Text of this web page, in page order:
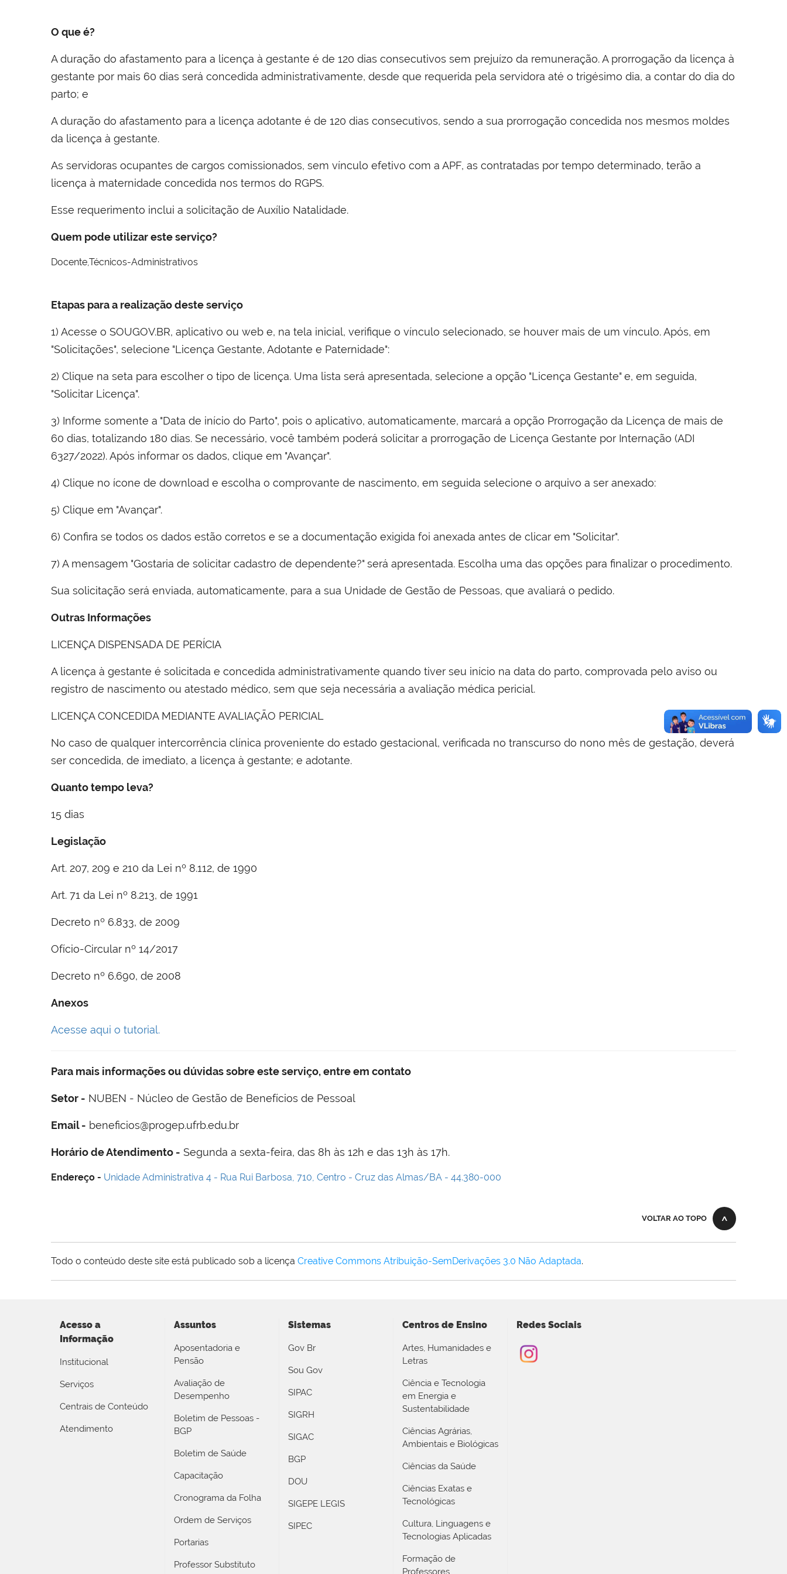
O que é?
A duração do afastamento para a licença à gestante é de 120 dias consecutivos sem prejuízo da remuneração. A prorrogação da licença à
gestante por mais 60 dias será concedida administrativamente, desde que requerida pela servidora até o trigésimo dia, a contar do dia do
parto; e
A duração do afastamento para a licença adotante é de 120 dias consecutivos, sendo a sua prorrogação concedida nos mesmos moldes
da licença à gestante.
As servidoras ocupantes de cargos comissionados, sem vínculo efetivo com a APF, as contratadas por tempo determinado, terão a
licença à maternidade concedida nos termos do RGPS.
Esse requerimento inclui a solicitação de Auxílio Natalidade.
Quem pode utilizar este serviço?
Docente,Técnicos-Administrativos
Etapas para a realização deste serviço
1) Acesse o SOUGOV.BR, aplicativo ou web e, na tela inicial, verifique o vínculo selecionado, se houver mais de um vínculo. Após, em
"Solicitações", selecione "Licença Gestante, Adotante e Paternidade":
2) Clique na seta para escolher o tipo de licença. Uma lista será apresentada, selecione a opção "Licença Gestante" e, em seguida,
"Solicitar Licença".
3) Informe somente a "Data de início do Parto", pois o aplicativo, automaticamente, marcará a opção Prorrogação da Licença de mais de
60 dias, totalizando 180 dias. Se necessário, você também poderá solicitar a prorrogação de Licença Gestante por Internação (ADI
6327/2022). Após informar os dados, clique em "Avançar".
4) Clique no ícone de download e escolha o comprovante de nascimento, em seguida selecione o arquivo a ser anexado:
5) Clique em "Avançar".
6) Confira se todos os dados estão corretos e se a documentação exigida foi anexada antes de clicar em "Solicitar".
7) A mensagem "Gostaria de solicitar cadastro de dependente?" será apresentada. Escolha uma das opções para finalizar o procedimento.
Sua solicitação será enviada, automaticamente, para a sua Unidade de Gestão de Pessoas, que avaliará o pedido.
Outras Informações
LICENÇA DISPENSADA DE PERÍCIA
A licença à gestante é solicitada e concedida administrativamente quando tiver seu início na data do parto, comprovada pelo aviso ou
registro de nascimento ou atestado médico, sem que seja necessária a avaliação médica pericial.
LICENÇA CONCEDIDA MEDIANTE AVALIAÇÃO PERICIAL
No caso de qualquer intercorrência clínica proveniente do estado gestacional, verificada no transcurso do nono mês de gestação, deverá
ser concedida, de imediato, a licença à gestante; e adotante.
Quanto tempo leva?
15 dias
Legislação
Art. 207, 209 e 210 da Lei nº 8.112, de 1990
Art. 71 da Lei nº 8.213, de 1991
Decreto nº 6.833, de 2009
Ofício-Circular nº 14/2017
Decreto nº 6.690, de 2008
Anexos
Acesse aqui o tutorial.
Para mais informações ou dúvidas sobre este serviço, entre em contato
Setor - NUBEN - Núcleo de Gestão de Benefícios de Pessoal
Email - beneficios@progep.ufrb.edu.br
Horário de Atendimento - Segunda a sexta-feira, das 8h às 12h e das 13h às 17h.
Endereço - Unidade Administrativa 4 - Rua Rui Barbosa, 710, Centro - Cruz das Almas/BA - 44.380-000
VOLTAR AO TOPO
Todo o conteúdo deste site está publicado sob a licença Creative Commons Atribuição-SemDerivações 3.0 Não Adaptada.
Acesso a
Informação
Institucional
Serviços
Centrais de Conteúdo
Atendimento
Assuntos
Aposentadoria e
Pensão
Avaliação de
Desempenho
Boletim de Pessoas -
BGP
Boletim de Saúde
Capacitação
Cronograma da Folha
Ordem de Serviços
Portarias
Professor Substituto
Sistemas
Gov Br
Sou Gov
SIPAC
SIGRH
SIGAC
BGP
DOU
SIGEPE LEGIS
SIPEC
Centros de Ensino
Artes, Humanidades e
Letras
Ciência e Tecnologia
em Energia e
Sustentabilidade
Ciências Agrárias,
Ambientais e Biológicas
Ciências da Saúde
Ciências Exatas e
Tecnológicas
Cultura, Linguagens e
Tecnologias Aplicadas
Formação de
Professores
Redes Sociais